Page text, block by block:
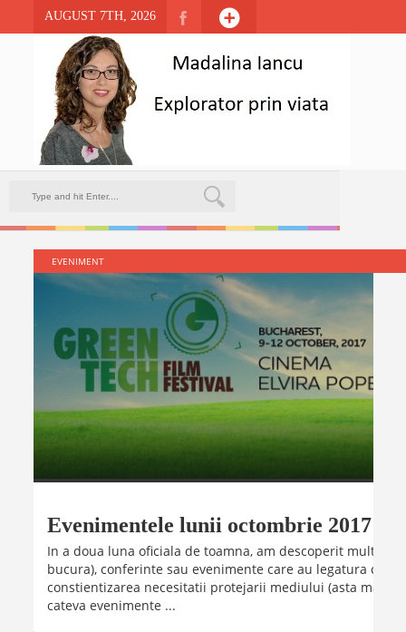
AUGUST 7TH, 2026
EVENIMENT
Evenimentele lunii octombrie 2017
In a doua luna oficiala de toamna, am descoperit multe
bucura), conferinte sau evenimente care au legatura cu
constientizarea necesitatii protejarii mediului (asta ma
cateva evenimente ...